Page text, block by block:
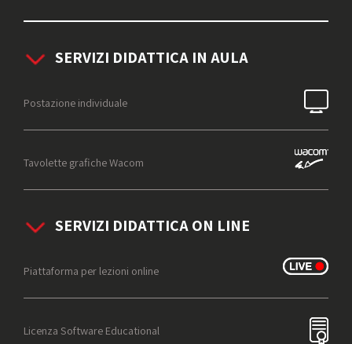
SERVIZI DIDATTICA IN AULA
Postazione individuale
Tavolette grafiche Wacom
SERVIZI DIDATTICA ON LINE
Piattaforma per lezioni online
Licenza Software Educational